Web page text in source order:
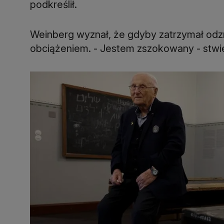
podkreślił.
Weinberg wyznał, że gdyby zatrzymał
obciążeniem. - Jestem zszokowany -